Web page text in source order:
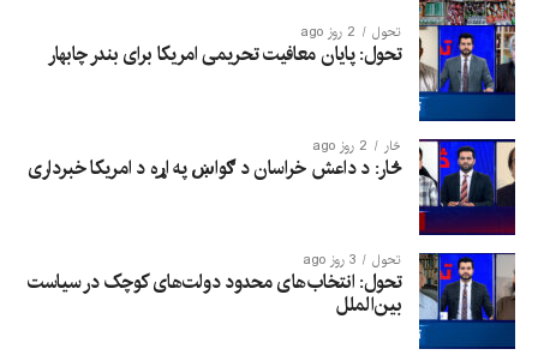
تحول 2 روز ago
تحول: پایان معافیت تحریمی امریکا برای بندر چابهار
څار 2 روز ago
څار: د داعش خراسان د ګواښ په اړه د امریکا خبرداری
تحول 3 روز ago
تحول: انتخاب‌های محدود دولت‌های کوچک در سیاست
بین‌الملل